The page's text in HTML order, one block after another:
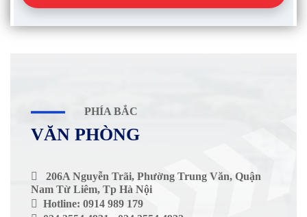
PHÍA BẮC
VĂN PHÒNG
 206A Nguyễn Trãi, Phường Trung Văn, Quận
Nam Từ Liêm, Tp Hà Nội
 Hotline: 0914 989 179